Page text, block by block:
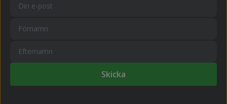
Skicka